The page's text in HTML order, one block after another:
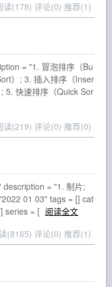
读(178) 评论(0) 推荐(1)
= "1. 冒泡排序（Bu
）; 3. 插入排序（Inser
5. 快速排序（Quick Sor
读(219) 评论(0) 推荐(0)
description = "1. 制片;
01 03" tags = [] cat
series = [ 阅读全文
(8165) 评论(0) 推荐(1)